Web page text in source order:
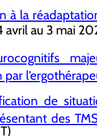
à la
avril au 3 mai
de
des